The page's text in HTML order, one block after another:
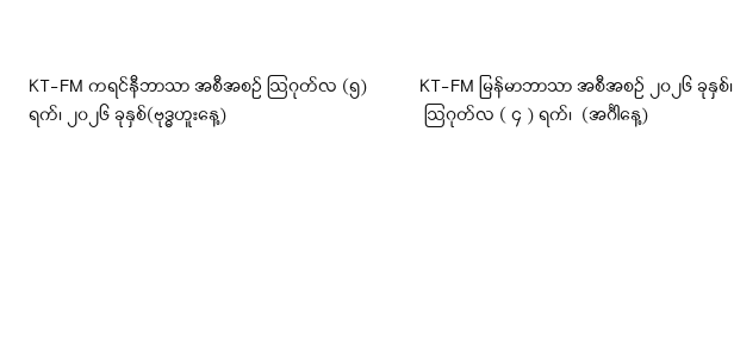
KT-FM ကရင်နီဘာသာ အစီအစဉ် ဩဂုတ်လ (၅)
ရက်၊ ၂၀၂၆ ခုနှစ်(ဗုဒ္ဓဟူးနေ့)
KT-FM မြန်မာဘာသာ အစီအစဉ် ၂၀၂၆ ခုနှစ်၊
ဩဂုတ်လ ( ၄ ) ရက်၊ (အင်္ဂါနေ့)